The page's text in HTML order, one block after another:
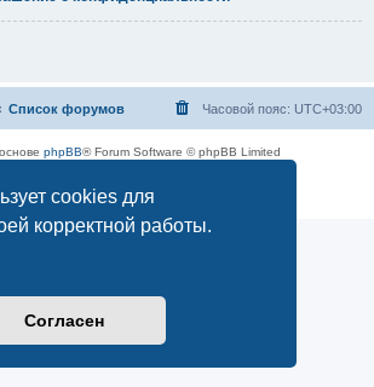
cookies для
корректной работы.
Согласен
Список форумов Часовой пояс: UTC+03:00
phpBB® Forum Software © phpBB Limited
Конфиденциальность|Правила